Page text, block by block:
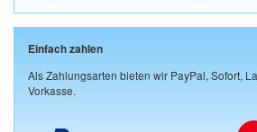
Einfach zahlen
Als Zahlungsarten bieten wir PayPal, Sofort,
Vorkasse.